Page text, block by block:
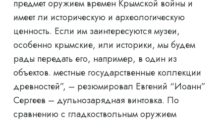
предмет оружием времен Крымской войны и
имеет ли историческую и археологическую
ценность. Если им заинтересуются музеи,
особенно крымские, или историки, мы будем
рады передать его, например, в один из
объектов. местные государственные коллекции
древностей”, – резюмировал Евгений “Иоанн”
Сергеев – дульнозарядная винтовка. По
сравнению с гладкоствольным оружием